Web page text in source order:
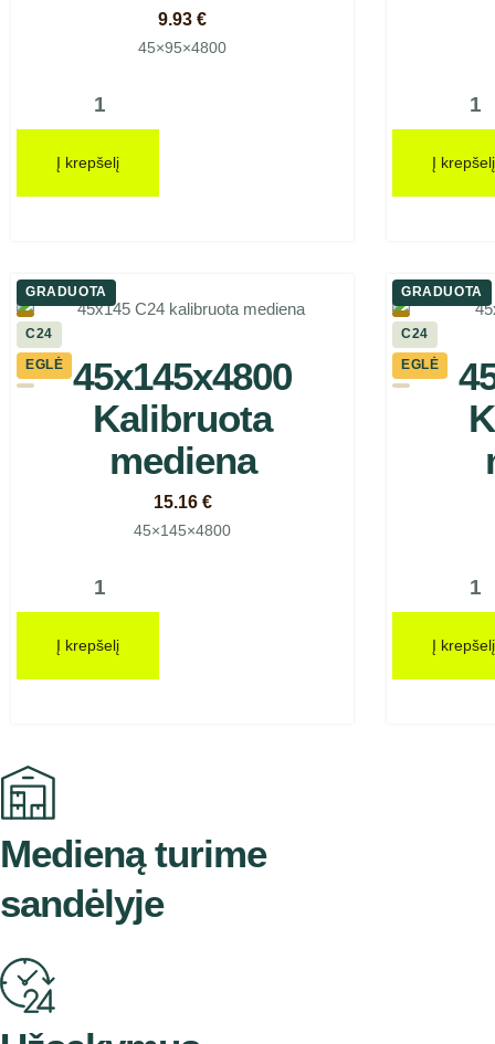
9.93 €
45×95×4800
Į krepšelį Į krepšelį
GRADUOTA
C24
EGLĖ
45x145x4800
Kalibruota
mediena
15.16 €
45×145×4800
Į krepšelį
GRADUOTA
C24
EGLĖ
Į krepšelį
Medieną turime
sandėlyje